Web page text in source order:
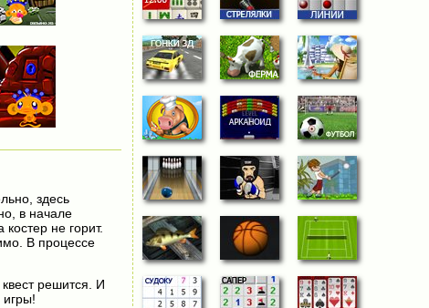
здесь
в начале
не горит.
В процессе
решится. И
игры!